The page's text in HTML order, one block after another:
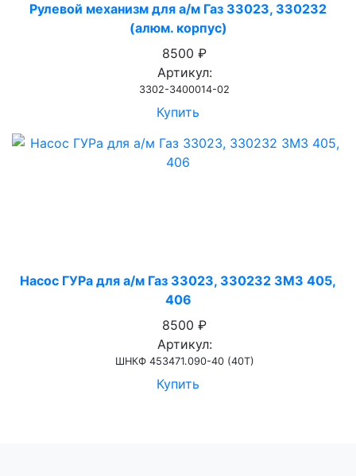
Рулевой механизм для а/м Газ 33023, 330232
(алюм. корпус)
8500 ₽
Артикул:
3302-3400014-02
Купить
Насос ГУРа для а/м Газ 33023, 330232 ЗМЗ 405,
406
8500 ₽
Артикул:
ШНКФ 453471.090-40 (40Т)
Купить